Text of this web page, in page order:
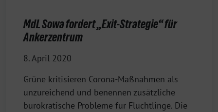
MdL Sowa fordert „Exit-Strategie“ für
Ankerzentrum
8. April 2020
Grüne kritisieren Corona-Maßnahmen als
unzureichend und benennen zusätzliche
bürokratische Probleme für Flüchtlinge. Die